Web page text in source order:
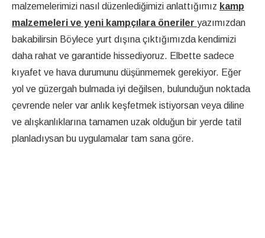
malzemelerimizi nasıl düzenlediğimizi anlattığımız kamp
malzemeleri ve yeni kampçılara öneriler yazımızdan
bakabilirsin Böylece yurt dışına çıktığımızda kendimizi
daha rahat ve garantide hissediyoruz. Elbette sadece
kıyafet ve hava durumunu düşünmemek gerekiyor. Eğer
yol ve güzergah bulmada iyi değilsen, bulunduğun noktada
çevrende neler var anlık keşfetmek istiyorsan veya diline
ve alışkanlıklarına tamamen uzak olduğun bir yerde tatil
planladıysan bu uygulamalar tam sana göre.